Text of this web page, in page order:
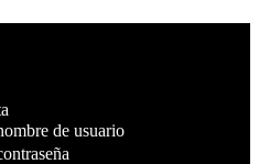
de usuario